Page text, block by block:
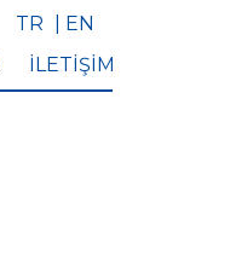
| EN
TR
İLETİŞİM